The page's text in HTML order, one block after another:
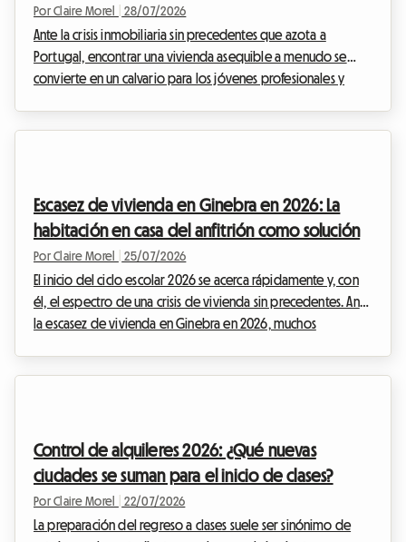
saber en Portugal
Por Claire Morel 28/07/2026
Ante la crisis inmobiliaria sin precedentes que azota a
Portugal, encontrar una vivienda asequible a menudo se
convierte en un calvario para los jóvenes profesionales y
programa estrella de ayuda financiera: el Porta 65 Jovem
20...
Escasez de vivienda en Ginebra en 2026: La
habitación en casa del anfitrión como solución
Por Claire Morel 25/07/2026
El inicio del ciclo escolar 2026 se acerca rápidamente y, con
él, el espectro de una crisis de vivienda sin precedentes. Ante
la escasez de vivienda en Ginebra en 2026, muchos
acumulan por cientos en los escritorios de la...
Control de alquileres 2026: ¿Qué nuevas
ciudades se suman para el inicio de clases?
Por Claire Morel 22/07/2026
La preparación del regreso a clases suele ser sinónimo de